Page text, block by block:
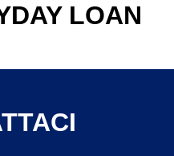
LOAN